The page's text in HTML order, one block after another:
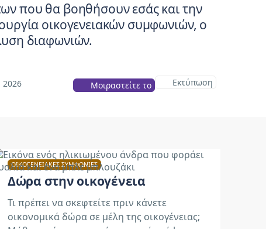
που θα βοηθήσουν εσάς και την
οικογενειακών συμφωνιών, ο
διαφωνιών.
2026 Μοιραστείτε το Εκτύπωση
ΟΙΚΟΓΕΝΕΙΑΚΈΣ ΣΥΜΦΩΝΊΕΣ
Δώρα στην οικογένεια
Τι πρέπει να σκεφτείτε πριν κάνετε
οικονομικά δώρα σε μέλη της οικογένειας;